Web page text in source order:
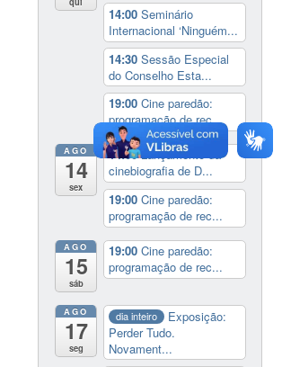
14:00Seminário
Internacional ‘Ninguém...
14:30Sessão Especial
do Conselho Esta...
19:00Cine paredão:
programação de rec...
AGO
14
sex
14:00Lançamento da
cinebiografia de D...
19:00Cine paredão:
programação de rec...
AGO
15
sáb
19:00Cine paredão:
programação de rec...
AGO
17
seg
dia inteiro
Exposição:
Perder Tudo.
Novament...